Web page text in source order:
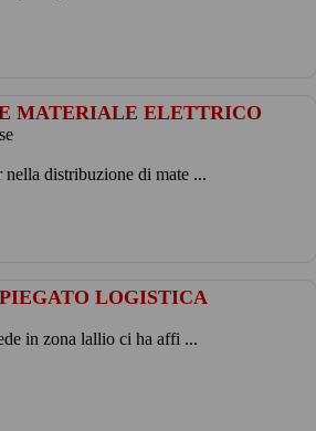
MATERIALE ELETTRICO
nella distribuzione di mate ...
LOGISTICA
in zona lallio ci ha affi ...